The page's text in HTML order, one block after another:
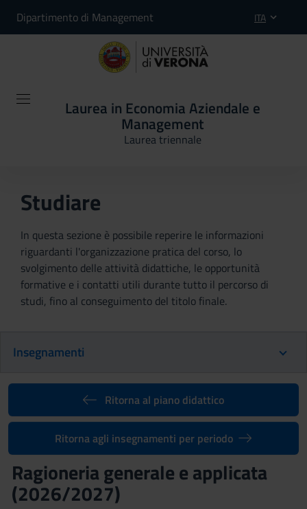
Dipartimento di Management ITA
Laurea in Economia Aziendale e
Management
Laurea triennale
Studiare
In questa sezione è possibile reperire le informazioni
riguardanti l'organizzazione pratica del corso, lo
svolgimento delle attività didattiche, le opportunità
formative e i contatti utili durante tutto il percorso di
studi, fino al conseguimento del titolo finale.
Insegnamenti
Ritorna al piano didattico
Ritorna agli insegnamenti per periodo
Ragioneria generale e applicata
(2026/2027)